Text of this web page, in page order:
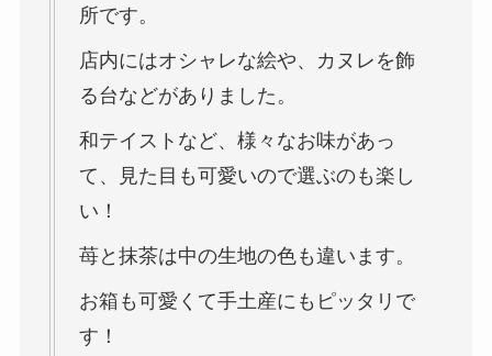
所です。
店内にはオシャレな絵や、カヌレを飾
る台などがありました。
和テイストなど、様々なお味があっ
て、見た目も可愛いので選ぶのも楽し
い！
苺と抹茶は中の生地の色も違います。
お箱も可愛くて手土産にもピッタリで
す！